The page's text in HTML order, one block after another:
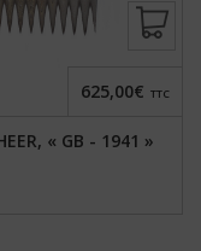
« GB - 1941 »
625,00€ TTC